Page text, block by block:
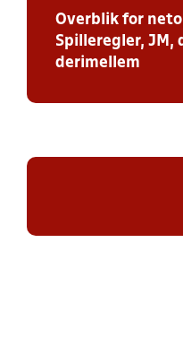
Overblik for
Spilleregler, JM,
derimellem